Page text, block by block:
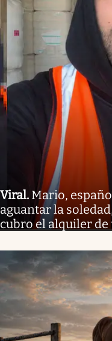
Viral. Mario,
aguantar la
cubro el alquiler de